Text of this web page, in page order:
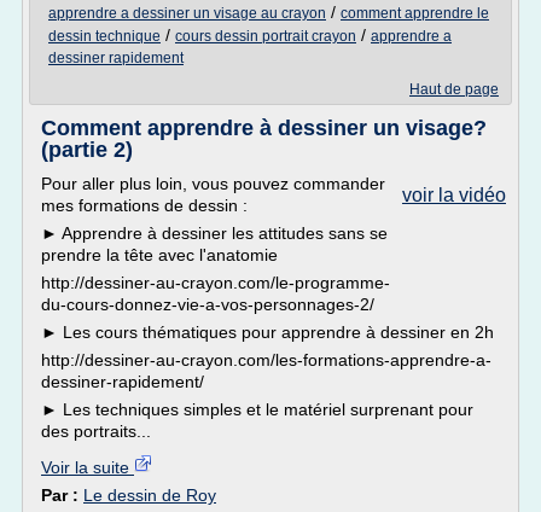
apprendre a dessiner un visage au crayon / comment apprendre le
dessin technique / cours dessin portrait crayon / apprendre a
dessiner rapidement
Haut de page
Comment apprendre à dessiner un visage?
(partie 2)
voir la vidéo
Pour aller plus loin, vous pouvez commander
mes formations de dessin :
► Apprendre à dessiner les attitudes sans se
prendre la tête avec l'anatomie
http://dessiner-au-crayon.com/le-programme-
du-cours-donnez-vie-a-vos-personnages-2/
► Les cours thématiques pour apprendre à dessiner en 2h
http://dessiner-au-crayon.com/les-formations-apprendre-a-
dessiner-rapidement/
► Les techniques simples et le matériel surprenant pour
des portraits...
Voir la suite
Par : Le dessin de Roy